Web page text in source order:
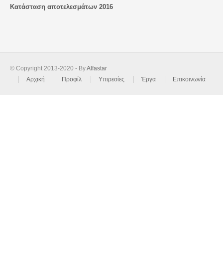
Κατάσταση αποτελεσμάτων 2016
© Copyright 2013-2020 - ByAlfastar
Αρχική
Προφίλ Υπιρεσίες Έργα Επικοινωνία